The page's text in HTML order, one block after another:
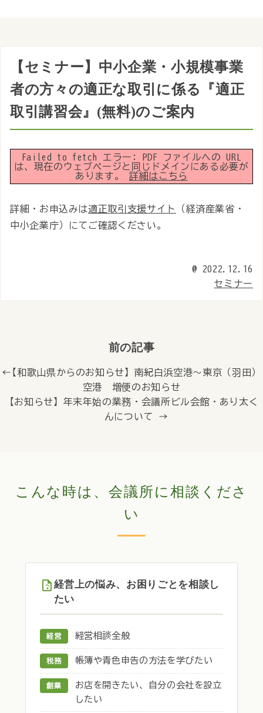
【セミナー】中小企業・小規模事業
者の方々の適正な取引に係る『適正
取引講習会』(無料)のご案内
Failed to fetch エラー: PDF ファイルへの URL
は、現在のウェブページと同じドメインにある必要が
あります。 詳細はこちら
詳細・お申込みは適正取引支援サイト
（経済産業省・
中小企業庁）にてご確認ください。
@ 2022.12.16
セミナー
前の記事
← 【和歌山県からのお知らせ】南紀白浜空港～東京（羽田）
空港 増便のお知らせ
【お知らせ】年末年始の業務・会議所ビル会館・あり太く
んについて →
こんな時は、会議所に相談くださ
い
経営上の悩み、お困りごとを相談し
たい
経営 経営相談全般
税務 帳簿や青色申告の方法を学びたい
創業
お店を開きたい、自分の会社を設立
したい